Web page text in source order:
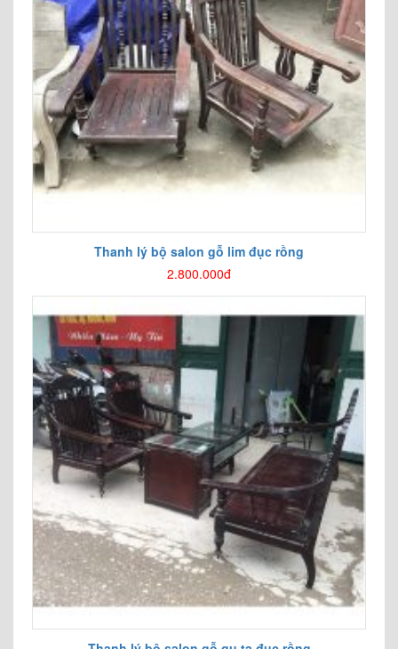
Thanh lý bộ salon gỗ lim đục rồng
2.800.000đ